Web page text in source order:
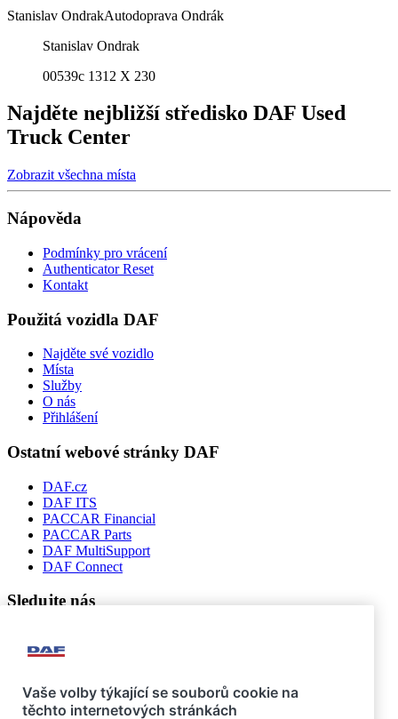
Stanislav OndrakAutodoprava Ondrák
Stanislav Ondrak
00539c 1312 X 230
Najděte nejbližší středisko DAF Used
Truck Center
Zobrazit všechna místa
Nápověda
Podmínky pro vrácení
Authenticator Reset
Kontakt
Použitá vozidla DAF
Najděte své vozidlo
Místa
Služby
O nás
Přihlášení
Ostatní webové stránky DAF
DAF.cz
DAF ITS
PACCAR Financial
PACCAR Parts
DAF MultiSupport
DAF Connect
Sledujte nás
Vaše volby týkající se souborů cookie na
těchto internetových stránkách